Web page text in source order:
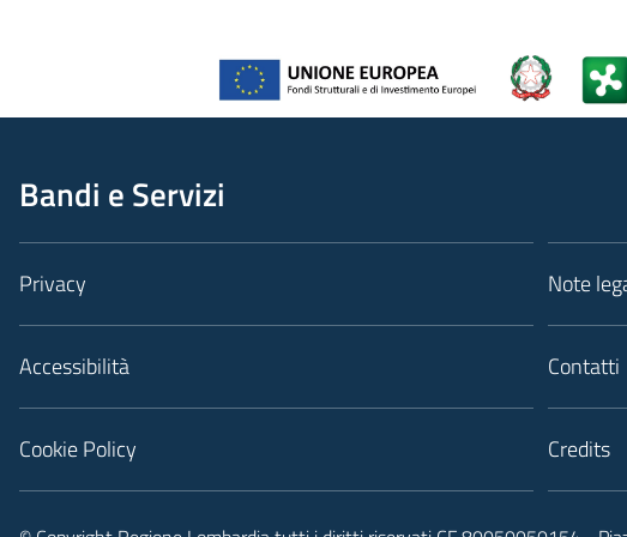
Bandi e Servizi
Privacy
Accessibilità
Cookie Policy
Note
Contatti
Credits